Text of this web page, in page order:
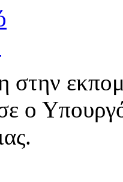
στην
ο